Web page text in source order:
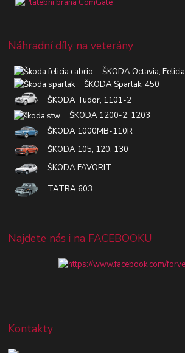
Náhradní díly na veterány
ŠKODA Octavia, Felicia
ŠKODA Spartak, 450
ŠKODA Tudor, 1101-2
ŠKODA 1200-2, 1203
ŠKODA 1000MB-110R
ŠKODA 105, 120, 130
ŠKODA FAVORIT
TATRA 603
Najdete nás i na FACEBOOKU
Kontakty